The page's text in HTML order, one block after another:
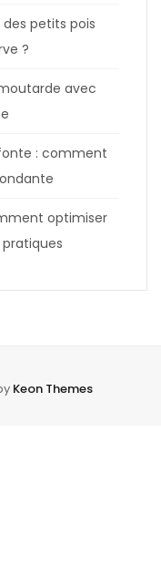
petits pois
?
avec
: comment
optimiser
pratiques
Keon Themes